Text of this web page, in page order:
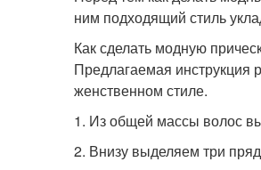
ним подходящий стиль
Как сделать модную
Предлагаемая инструкция
женственном стиле.
1. Из общей массы волос
2. Внизу выделяем три